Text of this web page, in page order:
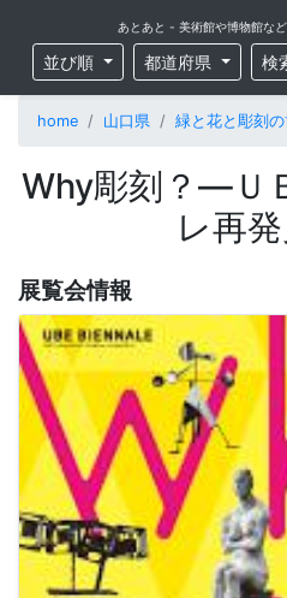
あとあと - 美術館や博物館な
並び順 都道府県 検
home 山口県 緑と花と彫刻
Why彫刻？—Ｕ
レ再
展覧会情報